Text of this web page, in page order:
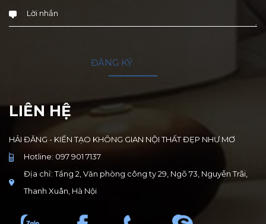
LIÊN HỆ
HẢI ĐĂNG - KIẾN TẠO KHÔNG GIAN NỘI THẤT ĐẸP NHƯ MƠ
Hotline: 097 901 7137
Địa chỉ: Tầng 2, Văn phòng công ty 29, Ngõ 73, Nguyễn Trãi,
Thanh Xuân, Hà Nội